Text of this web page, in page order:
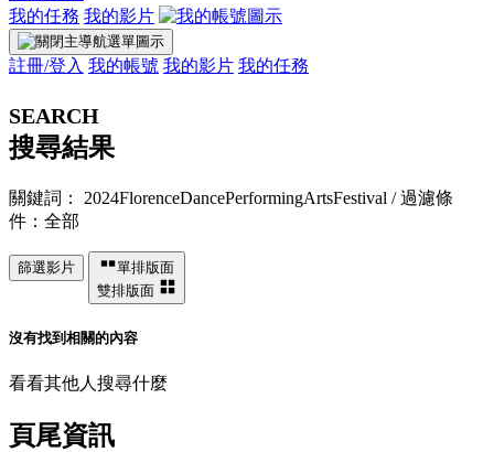
我的任務 我的影片
註冊/登入 我的帳號 我的影片 我的任務
SEARCH
搜尋結果
關鍵詞： 2024FlorenceDancePerformingArtsFestival / 過濾條
件：全部
篩選影片
單排版面
雙排版面
沒有找到相關的內容
看看其他人搜尋什麼
頁尾資訊